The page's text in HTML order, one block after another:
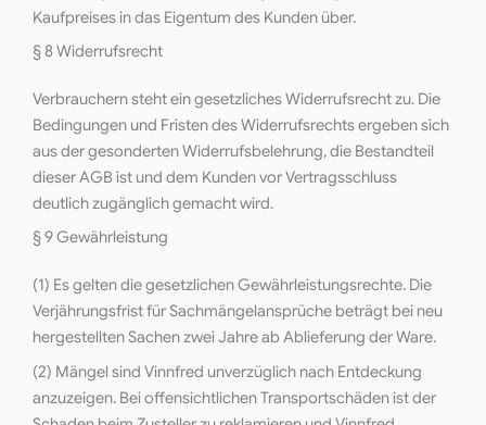
Kaufpreises in das Eigentum des Kunden über.
§ 8 Widerrufsrecht
Verbrauchern steht ein gesetzliches Widerrufsrecht zu. Die
Bedingungen und Fristen des Widerrufsrechts ergeben sich
aus der gesonderten Widerrufsbelehrung, die Bestandteil
dieser AGB ist und dem Kunden vor Vertragsschluss
deutlich zugänglich gemacht wird.
§ 9 Gewährleistung
(1) Es gelten die gesetzlichen Gewährleistungsrechte. Die
Verjährungsfrist für Sachmängelansprüche beträgt bei neu
hergestellten Sachen zwei Jahre ab Ablieferung der Ware.
(2) Mängel sind Vinnfred unverzüglich nach Entdeckung
anzuzeigen. Bei offensichtlichen Transportschäden ist der